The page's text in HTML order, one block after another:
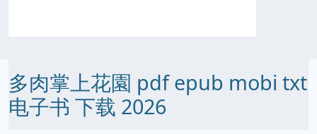
多肉掌上花園 pdf epub mobi txt
电子书 下载 2026